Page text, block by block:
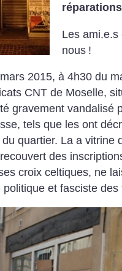
Les
nous !
2015, à 4h30 du
CNT de Moselle,
gravement vandalisé
tels que les ont
du quartier. La a vitrine
des
croix celtiques, ne
politique et fasciste des